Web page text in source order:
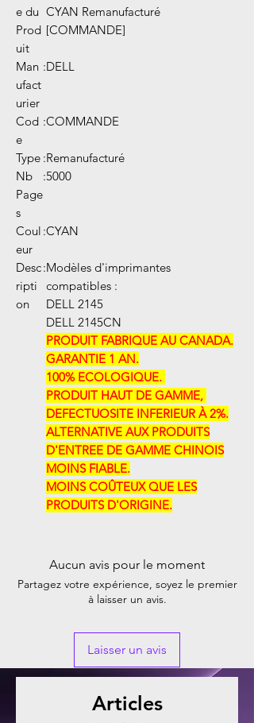
e du
Prod
uit
CYAN Remanufacturé
[COMMANDE]
Man
ufact
urier
:DELL
Cod
e
:COMMANDE
Type :Remanufacturé
Nb
Page
s
:5000
Coul
eur
:CYAN
Desc
ripti
on
:Modèles d'imprimantes
compatibles :
DELL 2145
DELL 2145CN
PRODUIT FABRIQUE AU CANADA.
GARANTIE 1 AN.
100% ECOLOGIQUE. ​​
PRODUIT HAUT DE GAMME, ​​
DEFECTUOSITE INFERIEUR À 2%.
ALTERNATIVE AUX PRODUITS
D'ENTREE DE GAMME CHINOIS
MOINS FIABLE.
MOINS COÛTEUX QUE LES
PRODUITS D'ORIGINE.
Aucun avis pour le moment
Partagez votre expérience, soyez le premier
à laisser un avis.
Laisser un avis
Articles